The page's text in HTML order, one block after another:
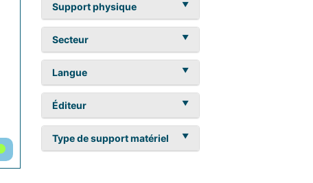
Support physique
Secteur
Langue
Éditeur
Type de support matériel